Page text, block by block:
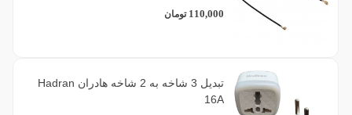
110,000 تومان
تبدیل 3 شاخه به 2 شاخه هادران Hadran
16A